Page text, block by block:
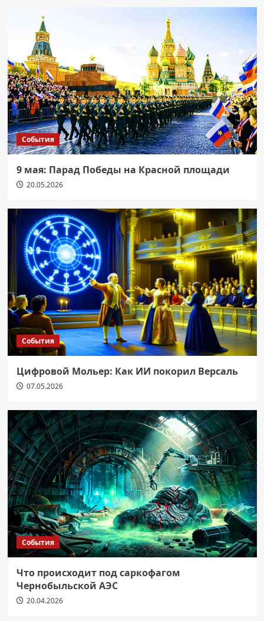
События
9 мая: Парад Победы на Красной площади
20.05.2026
События
Цифровой Мольер: Как ИИ покорил Версаль
07.05.2026
События
Что происходит под саркофагом
Чернобыльской АЭС
20.04.2026